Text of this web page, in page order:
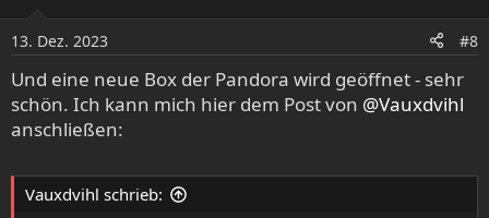
n
e
n
:
13. Dez. 2023 #8
Und eine neue Box der Pandora wird geöffnet - sehr
schön. Ich kann mich hier dem Post von @Vauxdvihl
anschließen:
Vauxdvihl schrieb: